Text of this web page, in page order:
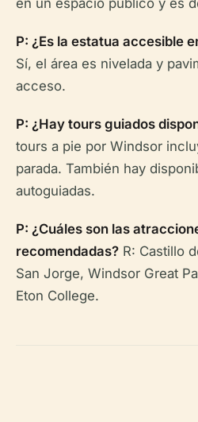
en un espacio público y es
P: ¿Es la estatua accesible
Sí, el área es nivelada y
acceso.
P: ¿Hay tours guiados
tours a pie por Windsor
parada. También hay
autoguiadas.
P: ¿Cuáles son las
recomendadas? R: Castillo
San Jorge, Windsor Great
Eton College.